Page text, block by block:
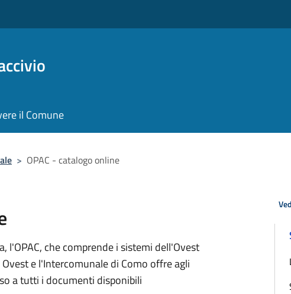
il Comune
> OPAC - catalogo online
l'OPAC, che comprende i sistemi dell'Ovest
e l'Intercomunale di Como offre agli
a tutti i documenti disponibili